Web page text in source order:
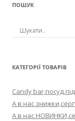
ПОШУК
КАТЕГОРІЇ ТОВАРІВ
Candy
А в нас
А в нас